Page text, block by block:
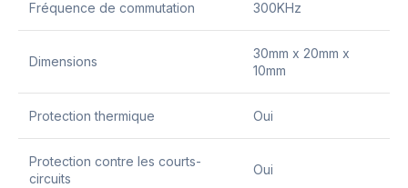
Fréquence de commutation 300KHz
Dimensions
30mm x 20mm x
10mm
Protection thermique Oui
Protection contre les courts-
circuits
Oui